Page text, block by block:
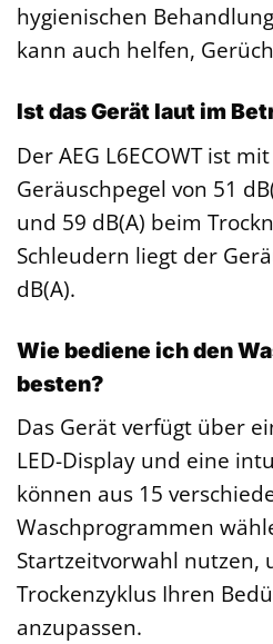
hygienischen
kann auch helfen,
Ist das Gerät laut im
Der AEG L6ECOWT ist
Geräuschpegel von 51
und 59 dB(A) beim
Schleudern liegt der
dB(A).
Wie bediene ich den
besten?
Das Gerät verfügt über
LED-Display und eine
können aus 15
Waschprogrammen
Startzeitvorwahl nutzen,
Trockenzyklus Ihren
anzupassen.